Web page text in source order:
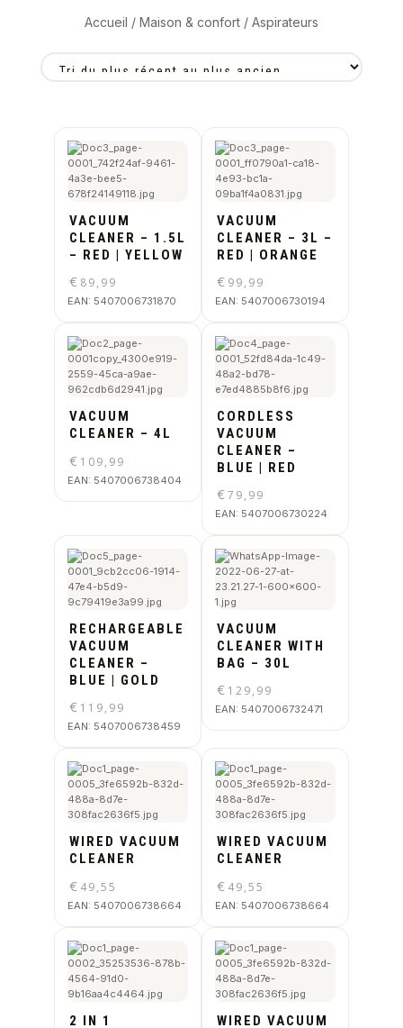
Accueil / Maison & confort/ Aspirateurs
VACUUM
CLEANER – 1.5L
– RED | YELLOW
€ 89,99
EAN: 5407006731870
VACUUM
CLEANER – 3L –
RED | ORANGE
€ 99,99
EAN: 5407006730194
VACUUM
CLEANER – 4L
€ 109,99
EAN: 5407006738404
CORDLESS
VACUUM
CLEANER –
BLUE | RED
€79,99
EAN: 5407006730224
RECHARGEABLE
VACUUM
CLEANER –
BLUE | GOLD
€ 119,99
EAN: 5407006738459
VACUUM
CLEANER WITH
BAG – 30L
€ 129,99
EAN: 5407006732471
WIRED VACUUM
CLEANER
€ 49,55
EAN: 5407006738664
WIRED VACUUM
CLEANER
€ 49,55
EAN: 5407006738664
2 IN 1
WIRED VACUUM